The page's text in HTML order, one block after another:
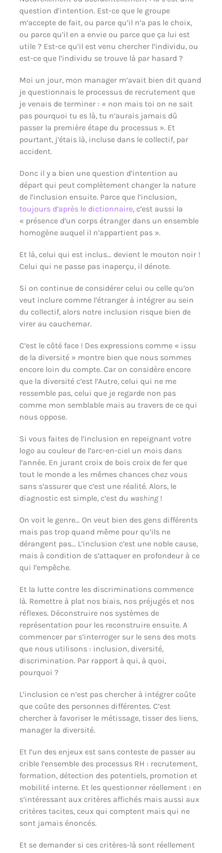
question d’intention. Est-ce que le groupe
m’accepte de fait, ou parce qu’il n’a pas le choix,
ou parce qu’il en a envie ou parce que ça lui est
utile ? Est-ce qu’il est venu chercher l’individu, ou
est-ce que l’individu se trouve là par hasard ?
Moi un jour, mon manager m’avait bien dit quand
je questionnais le processus de recrutement que
je venais de terminer : « non mais toi on ne sait
pas pourquoi tu es là, tu n’aurais jamais dû
passer la première étape du processus ». Et
pourtant, j’étais là, incluse dans le collectif, par
accident.
Donc il y a bien une question d’intention au
départ qui peut complètement changer la nature
de l’inclusion ensuite. Parce que l’inclusion,
toujours d’après le dictionnaire, c’est aussi la
« présence d’un corps étranger dans un ensemble
homogène auquel il n’appartient pas ».
Et là, celui qui est inclus… devient le mouton noir !
Celui qui ne passe pas inaperçu, il dénote.
Si on continue de considérer celui ou celle qu’on
veut inclure comme l’étranger à intégrer au sein
du collectif, alors notre inclusion risque bien de
virer au cauchemar.
C’est le côté face ! Des expressions comme « issu
de la diversité » montre bien que nous sommes
encore loin du compte. Car on considère encore
que la diversité c’est l’Autre, celui qui ne me
ressemble pas, celui que je regarde non pas
comme mon semblable mais au travers de ce qui
nous oppose.
Si vous faites de l’inclusion en repeignant votre
logo au couleur de l’arc-en-ciel un mois dans
l’année. En jurant croix de bois croix de fer que
tout le monde a les mêmes chances chez vous
sans s’assurer que c’est une réalité. Alors, le
diagnostic est simple, c’est du washing!
On voit le genre… On veut bien des gens différents
mais pas trop quand même pour qu’ils ne
dérangent pas… L’inclusion c’est une noble cause,
mais à condition de s’attaquer en profondeur à ce
qui l’empêche.
Et la lutte contre les discriminations commence
là. Remettre à plat nos biais, nos préjugés et nos
réflexes. Déconstruire nos systèmes de
représentation pour les reconstruire ensuite. A
commencer par s’interroger sur le sens des mots
que nous utilisons : inclusion, diversité,
discrimination. Par rapport à qui, à quoi,
pourquoi ?
L’inclusion ce n’est pas chercher à intégrer coûte
que coûte des personnes différentes. C’est
chercher à favoriser le métissage, tisser des liens,
manager la diversité.
Et l’un des enjeux est sans conteste de passer au
crible l’ensemble des processus RH : recrutement,
formation, détection des potentiels, promotion et
mobilité interne. Et les questionner réellement : en
s’intéressant aux critères affichés mais aussi aux
critères tacites, ceux qui comptent mais qui ne
sont jamais énoncés.
Et se demander si ces critères-là sont réellement